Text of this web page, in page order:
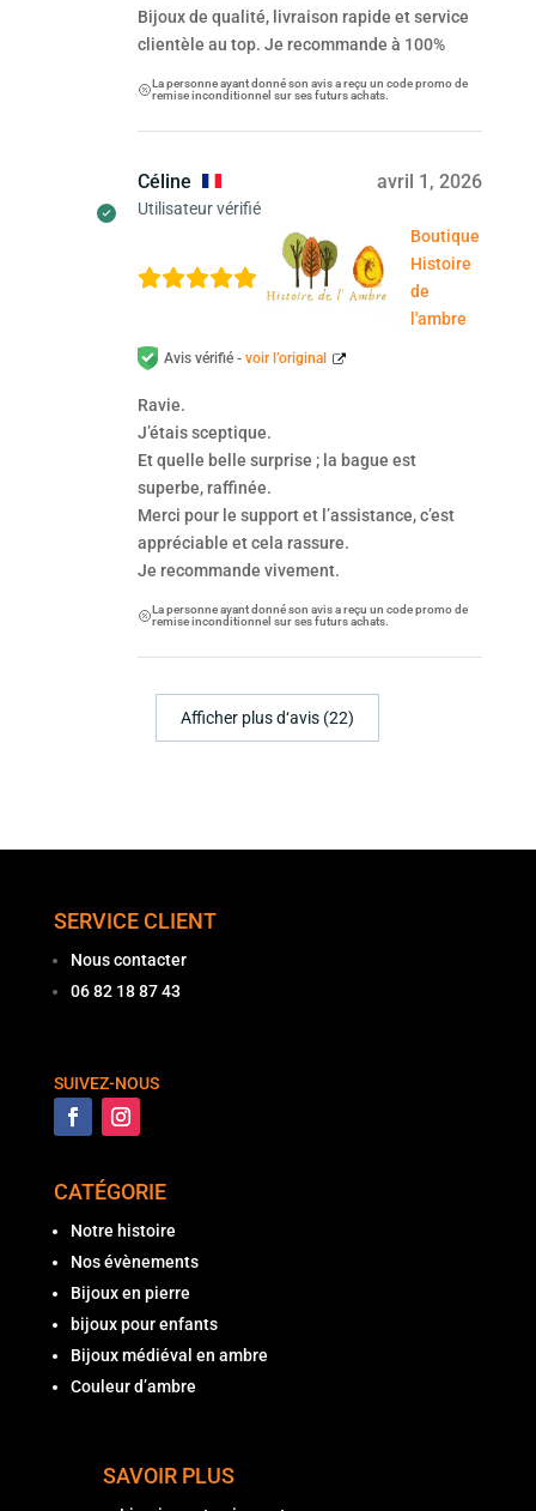
Bijoux de qualité, livraison rapide et service
clientèle au top. Je recommande à 100%
La personne ayant donné son avis a reçu un code promo de
remise inconditionnel sur ses futurs achats.
Céline
Utilisateur vérifié
avril 1, 2026
Boutique
Histoire
de
l'ambre
Avis vérifié - voir l’original
Ravie.
J’étais sceptique.
Et quelle belle surprise ; la bague est
superbe, raffinée.
Merci pour le support et l’assistance, c’est
appréciable et cela rassure.
Je recommande vivement.
La personne ayant donné son avis a reçu un code promo de
remise inconditionnel sur ses futurs achats.
Afficher plus d‘avis (22)
SERVICE CLIENT
Nous contacter
06 82 18 87 43
SUIVEZ-NOUS
CATÉGORIE
Notre histoire
Nos évènements
Bijoux en pierre
bijoux pour enfants
Bijoux médiéval en ambre
Couleur d’ambre
SAVOIR PLUS